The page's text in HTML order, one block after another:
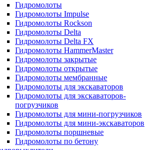
Гидромолоты
Гидромолоты Impulse
Гидромолоты Rockson
Гидромолоты Delta
Гидромолоты Delta FX
Гидромолоты HammerMaster
Гидромолоты закрытые
Гидромолоты открытые
Гидромолоты мембранные
Гидромолоты для экскаваторов
Гидромолоты для экскаваторов-
погрузчиков
Гидромолоты для мини-погрузчиков
Гидромолоты для мини-экскаваторов
Гидромолоты поршневые
Гидромолоты по бетону